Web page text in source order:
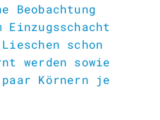
Beobachtung
schon
werden sowie
Körnern je